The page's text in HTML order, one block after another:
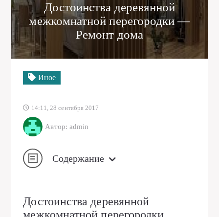
Достоинства деревянной
межкомнатной перегородки —
Ремонт дома
Иное
14:11, 28 сентября 2017
Автор: admin
Содержание
Достоинства деревянной